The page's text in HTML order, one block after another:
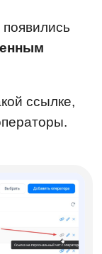
ссылке,